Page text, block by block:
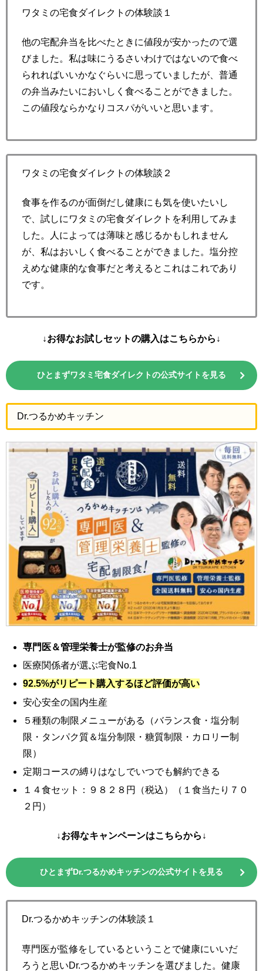
ワタミの宅食ダイレクトの体験談１
他の宅配弁当を比べたときに値段が安かったので選
びました。私は味にうるさいわけではないので食べ
られればいいかなぐらいに思っていましたが、普通
の弁当みたいにおいしく食べることができました。
この値段ならかなりコスパがいいと思います。
ワタミの宅食ダイレクトの体験談２
食事を作るのが面倒だし健康にも気を使いたいし
で、試しにワタミの宅食ダイレクトを利用してみま
した。人によっては薄味と感じるかもしれません
が、私はおいしく食べることができました。塩分控
えめな健康的な食事だと考えるとこれはこれであり
です。
↓お得なお試しセットの購入はこちらから↓
ひとまずワタミ宅食ダイレクトの公式サイトを見る
Dr.つるかめキッチン
専門医＆管理栄養士が監修のお弁当
医療関係者が選ぶ宅食No.1
92.5%がリピート購入するほど評価が高い
安心安全の国内生産
５種類の制限メニューがある（バランス食・塩分制
限・タンパク質＆塩分制限・糖質制限・カロリー制
限）
定期コースの縛りはなしでいつでも解約できる
１４食セット：９８２８円（税込）（１食当たり７０
２円）
↓お得なキャンペーンはこちらから↓
ひとまずDr.つるかめキッチンの公式サイトを見る
Dr.つるかめキッチンの体験談１
専門医が監修をしているということで健康にいいだ
ろうと思いDr.つるかめキッチンを選びました。健康